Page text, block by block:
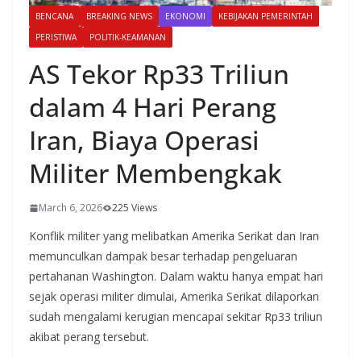
BENCANA BREAKING NEWS EKONOMI
KEBIJAKAN PEMERINTAH
PERISTIWA
POLITIK-KEAMANAN
AS Tekor Rp33 Triliun
dalam 4 Hari Perang
Iran, Biaya Operasi
Militer Membengkak
March 6, 2026 225 Views
Konflik militer yang melibatkan Amerika Serikat dan Iran
memunculkan dampak besar terhadap pengeluaran
pertahanan Washington. Dalam waktu hanya empat hari
sejak operasi militer dimulai, Amerika Serikat dilaporkan
sudah mengalami kerugian mencapai sekitar Rp33 triliun
akibat perang tersebut.